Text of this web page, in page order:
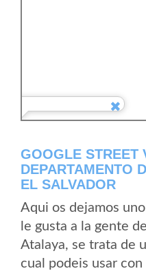
GOOGLE STREET
DEPARTAMENTO
EL SALVADOR
Aqui os dejamos
le gusta a la gente
Atalaya, se trata de
cual podeis usar